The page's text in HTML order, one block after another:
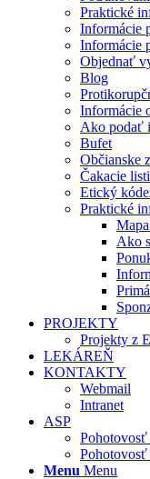
Praktické
Informácie
Informácie
Objednať
Blog
Informácie
Ako podať
Bufet
Občianske
Čakacie
Etický
Praktické
Ako
PROJEKTY
Projekty z
LEKÁREŇ
KONTAKTY
Webmail
Intranet
ASP
Pohotovosť
Pohotovosť
Menu Menu